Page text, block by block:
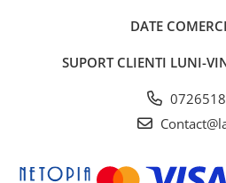
DATE
SUPORT CLIENTI LUNI-